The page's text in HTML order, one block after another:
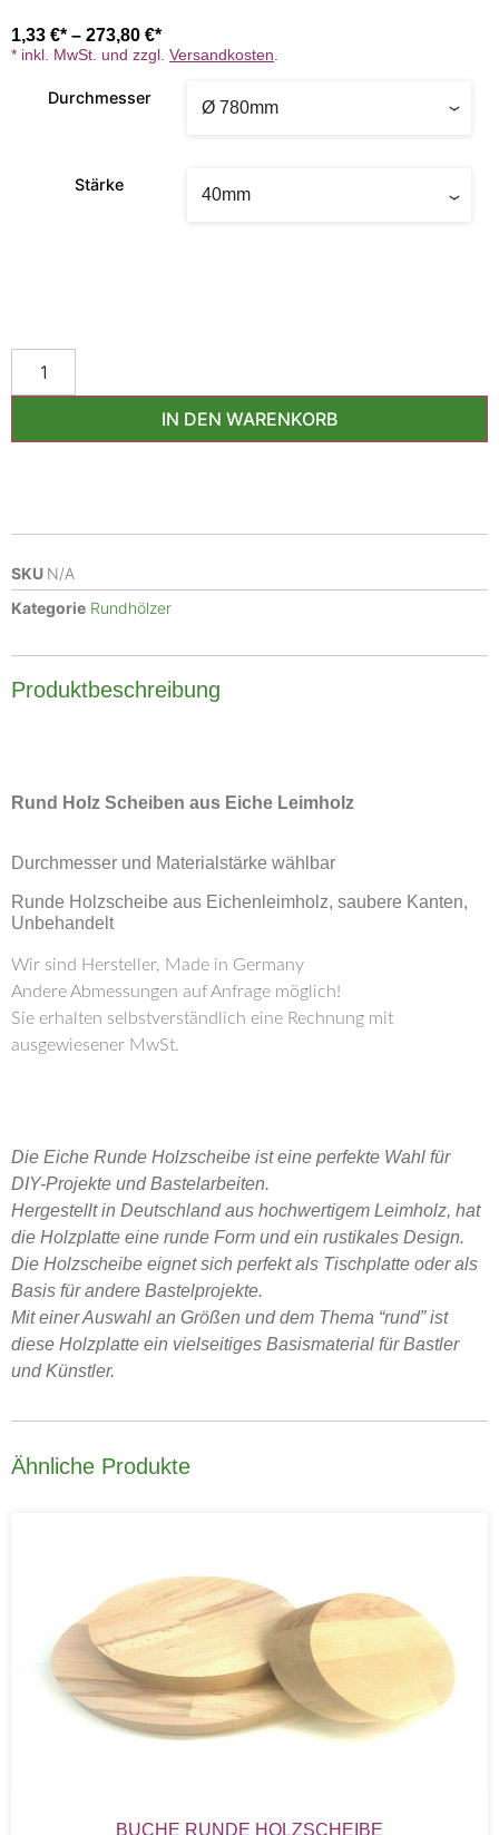
1,33 € – 273,80 €
* inkl. MwSt. und zzgl. Versandkosten.
Durchmesser
Stärke
IN DEN WARENKORB
SKU N/A
Kategorie Rundhölzer
Produktbeschreibung
Rund Holz Scheiben aus Eiche Leimholz
Durchmesser und Materialstärke wählbar
Runde Holzscheibe aus Eichenleimholz, saubere Kanten,
Unbehandelt
Wir sind Hersteller, Made in Germany
Andere Abmessungen auf Anfrage möglich!
Sie erhalten selbstverständlich eine Rechnung mit
ausgewiesener MwSt.
Die Eiche Runde Holzscheibe ist eine perfekte Wahl für
DIY-Projekte und Bastelarbeiten.
Hergestellt in Deutschland aus hochwertigem Leimholz, hat
die Holzplatte eine runde Form und ein rustikales Design.
Die Holzscheibe eignet sich perfekt als Tischplatte oder als
Basis für andere Bastelprojekte.
Mit einer Auswahl an Größen und dem Thema “rund” ist
diese Holzplatte ein vielseitiges Basismaterial für Bastler
und Künstler.
Ähnliche Produkte
BUCHE RUNDE HOLZSCHEIBE